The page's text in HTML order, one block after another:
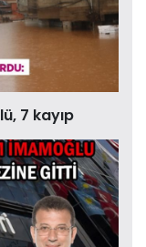
7 kayıp